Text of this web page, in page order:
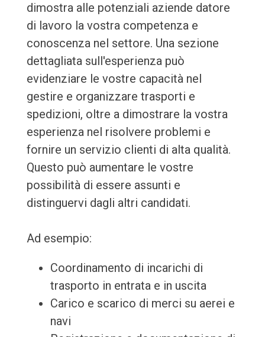
dimostra alle potenziali aziende datore
di lavoro la vostra competenza e
conoscenza nel settore. Una sezione
dettagliata sull'esperienza può
evidenziare le vostre capacità nel
gestire e organizzare trasporti e
spedizioni, oltre a dimostrare la vostra
esperienza nel risolvere problemi e
fornire un servizio clienti di alta qualità.
Questo può aumentare le vostre
possibilità di essere assunti e
distinguervi dagli altri candidati.
Ad esempio:
Coordinamento di incarichi di
trasporto in entrata e in uscita
Carico e scarico di merci su aerei e
navi